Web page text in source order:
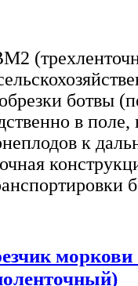
ботвы
в
к